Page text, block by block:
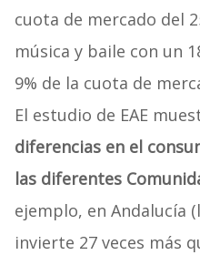
cuota de mercado del
música y baile con un
9% de la cuota de
El estudio de EAE
diferencias en el
las diferentes
ejemplo, en Andalucía
invierte 27 veces más